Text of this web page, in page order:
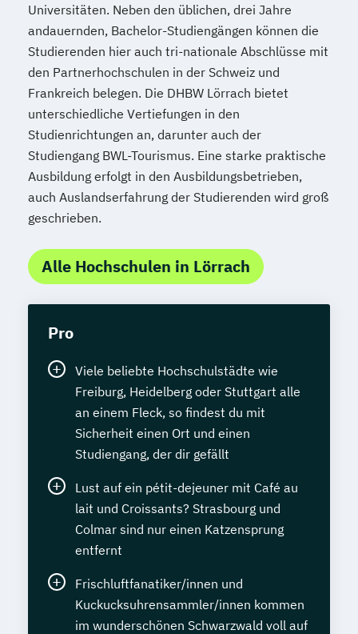
Universitäten. Neben den üblichen, drei Jahre
andauernden, Bachelor-Studiengängen können die
Studierenden hier auch tri-nationale Abschlüsse mit
den Partnerhochschulen in der Schweiz und
Frankreich belegen. Die DHBW Lörrach bietet
unterschiedliche Vertiefungen in den
Studienrichtungen an, darunter auch der
Studiengang BWL-Tourismus. Eine starke praktische
Ausbildung erfolgt in den Ausbildungsbetrieben,
auch Auslandserfahrung der Studierenden wird groß
geschrieben.
Alle Hochschulen in Lörrach
Pro
Viele beliebte Hochschulstädte wie
Freiburg, Heidelberg oder Stuttgart alle
an einem Fleck, so findest du mit
Sicherheit einen Ort und einen
Studiengang, der dir gefällt
Lust auf ein pétit-dejeuner mit Café au
lait und Croissants? Strasbourg und
Colmar sind nur einen Katzensprung
entfernt
Frischluftfanatiker/innen und
Kuckucksuhrensammler/innen kommen
im wunderschönen Schwarzwald voll auf